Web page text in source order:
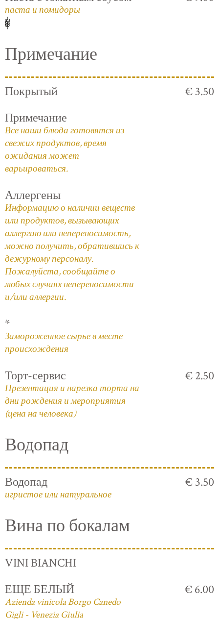
паста и помидоры
Примечание
Покрытый
€ 3.50
Примечание
Все наши блюда готовятся из
свежих продуктов, время
ожидания может
варьироваться.
Аллергены
Информацию о наличии веществ
или продуктов, вызывающих
аллергию или непереносимость,
можно получить, обратившись к
дежурному персоналу.
Пожалуйста, сообщайте о
любых случаях непереносимости
и/или аллергии.
*
Замороженное сырье в месте
происхождения
Торт-сервис
Презентация и нарезка торта на
дни рождения и мероприятия
(цена на человека)
€ 2.50
Водопад
Водопад
игристое или натуральное
€ 3.50
Вина по бокалам
VINI BIANCHI
ЕЩЕ БЕЛЫЙ
Azienda vinicola Borgo Canedo
Gigli - Venezia Giulia
€ 6.00